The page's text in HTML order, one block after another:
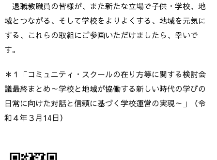
退職教職員の皆様が、また新たな立場で子供・学校、地
域とつながる、そして学校をよりよくする、地域を元気に
する、これらの取組にご参画いただけましたら、幸いで
す。
＊１「コミュニティ・スクールの在り方等に関する検討会
議最終まとめ～学校と地域が協働する新しい時代の学びの
日常に向けた対話と信頼に基づく学校運営の実現～」（令
和４年３月14日）